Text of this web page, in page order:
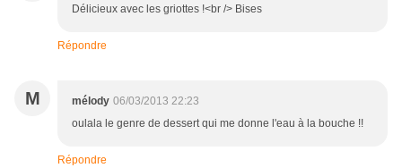
Délicieux avec les griottes !<br /> Bises
Répondre
M mélody 06/03/2013 22:23
oulala le genre de dessert qui me donne l'eau à la bouche !!
Répondre